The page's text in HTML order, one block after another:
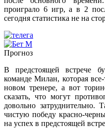
проиграло 6 игр, а в 2
сегодня статистика не на
Прогноз
В предстоящей встрече
команде Милан, которая
новом тренере, а вот
сказать, что могут
довольно
чистую победу красно-
на успех в предстоящей